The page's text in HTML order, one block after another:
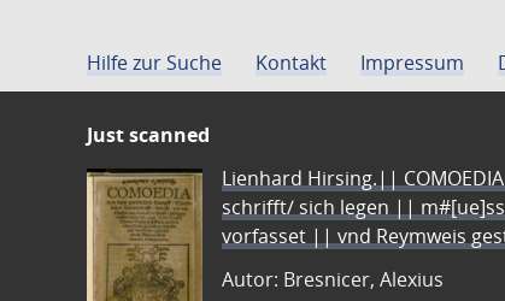
Hilfe zur Suche Kontakt Impressum
Just scanned
Lienhard Hirsing.||
schrifft/ sich legen ||
vorfasset || vnd Reymweis
Autor: Bresnicer, Alexius